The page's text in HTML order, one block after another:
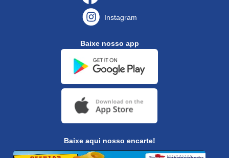
Instagram
Baixe nosso app
Baixe aqui nosso encarte!